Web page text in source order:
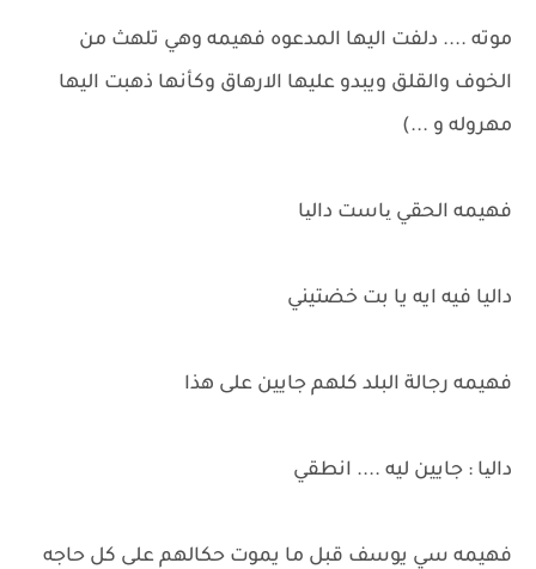
موته .... دلفت اليها المدعوه فهيمه وهي تلهث من
الخوف والقلق ويبدو عليها الارهاق وكأنها ذهبت اليها
مهروله و ...)
فهيمه الحقي یاست دالیا
داليا فيه ايه يا بت خضتيني
فهيمه رجالة البلد كلهم جايين على هذا
دالیا : جايين ليه .... انطقي
فهيمه سي يوسف قبل ما يموت حكالهم على كل حاجه